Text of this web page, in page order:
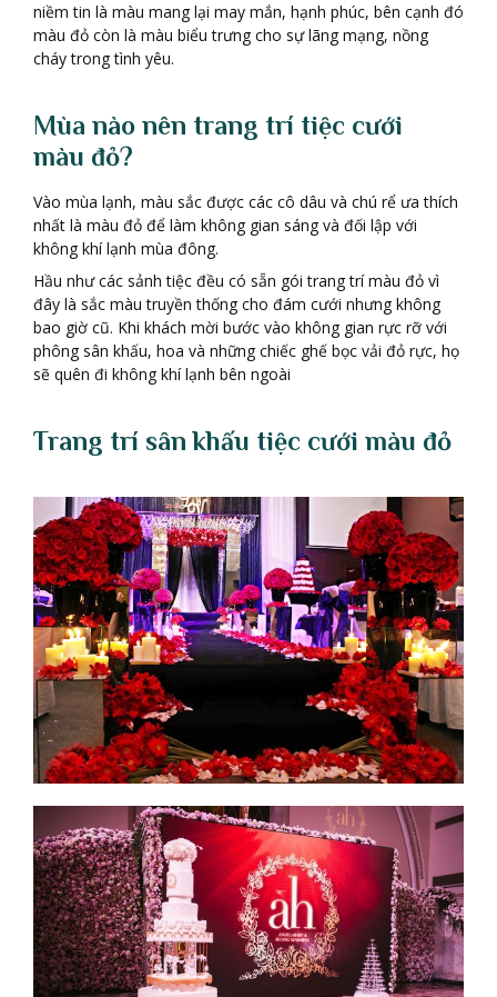
niềm tin là màu mang lại may mắn, hạnh phúc, bên cạnh đó
màu đỏ còn là màu biểu trưng cho sự lãng mạng, nồng
cháy trong tình yêu.
Mùa nào nên trang trí tiệc cưới
màu đỏ?
Vào mùa lạnh, màu sắc được các cô dâu và chú rể ưa thích
nhất là màu đỏ để làm không gian sáng và đối lập với
không khí lạnh mùa đông.
Hầu như các sảnh tiệc đều có sẵn gói trang trí màu đỏ vì
đây là sắc màu truyền thống cho đám cưới nhưng không
bao giờ cũ. Khi khách mời bước vào không gian rực rỡ với
phông sân khấu, hoa và những chiếc ghế bọc vải đỏ rực, họ
sẽ quên đi không khí lạnh bên ngoài
Trang trí sân khấu tiệc cưới màu đỏ